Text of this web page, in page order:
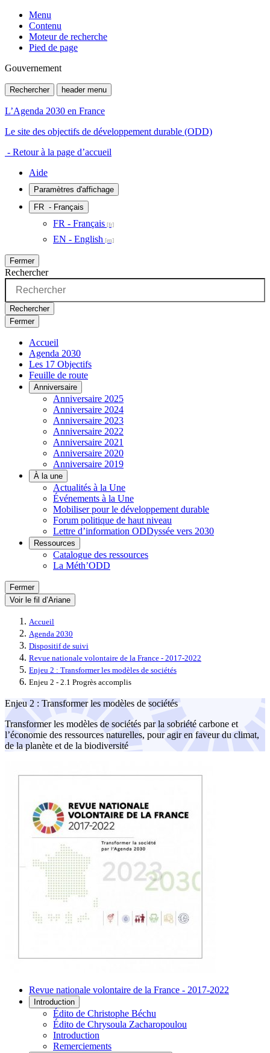
Menu
Contenu
Moteur de recherche
Pied de page
Gouvernement
Rechercher header menu
L’Agenda 2030 en France
Le site des objectifs de développement durable (ODD)
- Retour à la page d’accueil
Aide
Paramètres d'affichage
FR - Français
FR - Français
EN - English
Fermer
Rechercher
Rechercher
Fermer
Accueil
Agenda 2030
Les 17 Objectifs
Feuille de route
Anniversaire
Anniversaire 2025
Anniversaire 2024
Anniversaire 2023
Anniversaire 2022
Anniversaire 2021
Anniversaire 2020
Anniversaire 2019
À la une
Actualités à la Une
Événements à la Une
Mobiliser pour le développement durable
Forum politique de haut niveau
Lettre d’information ODDyssée vers 2030
Ressources
Catalogue des ressources
La Méth’ODD
Fermer
Voir le fil d’Ariane
Accueil
Agenda 2030
Dispositif de suivi
Revue nationale volontaire de la France - 2017-2022
Enjeu 2 : Transformer les modèles de sociétés
Enjeu 2 - 2.1 Progrès accomplis
Enjeu 2 : Transformer les modèles de sociétés
Transformer les modèles de sociétés par la sobriété carbone et
l’économie des ressources naturelles, pour agir en faveur du climat,
de la planète et de la biodiversité
Revue nationale volontaire de la France - 2017-2022
Introduction
Édito de Christophe Béchu
Édito de Chrysoula Zacharopoulou
Introduction
Remerciements